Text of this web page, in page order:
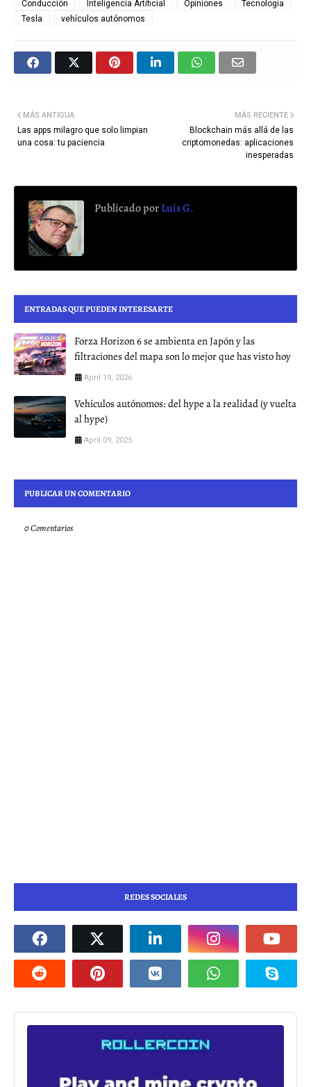
Conducción Inteligencia Artificial Opiniones
Tecnología
Tesla
vehículos autónomos
MÁS RECIENTE
Blockchain más allá de las
criptomonedas: aplicaciones
inesperadas
MÁS ANTIGUA
Las apps milagro que solo limpian
una cosa: tu paciencia
Publicado porLuis G.
ENTRADAS QUE PUEDEN INTERESARTE
Forza Horizon 6 se ambienta en Japón y las
filtraciones del mapa son lo mejor que has visto hoy
April 19, 2026
Vehículos autónomos: del hype a la realidad (y vuelta
al hype)
April 09, 2025
PUBLICAR UN COMENTARIO
0 Comentarios
REDES SOCIALES